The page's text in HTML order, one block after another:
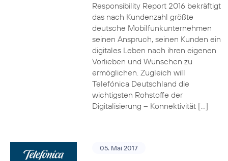
Responsibility Report 2016 bekräftigt
das nach Kundenzahl größte
deutsche Mobilfunkunternehmen
seinen Anspruch, seinen Kunden ein
digitales Leben nach ihren eigenen
Vorlieben und Wünschen zu
ermöglichen. Zugleich will
Telefónica Deutschland die
wichtigsten Rohstoffe der
Digitalisierung – Konnektivität […]
05. Mai 2017